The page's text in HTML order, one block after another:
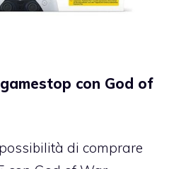
con God of
di comprare